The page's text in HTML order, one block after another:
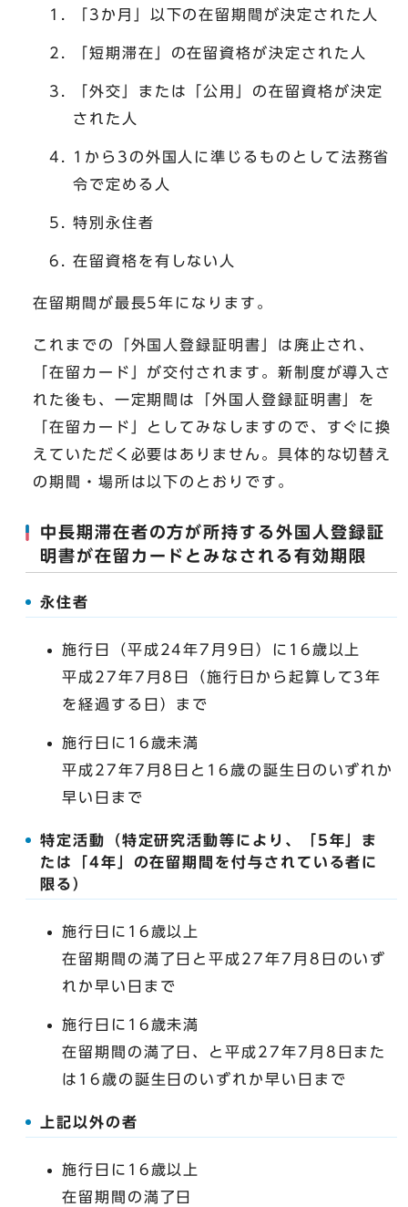
「3か月」以下の在留期間が決定された人
「短期滞在」の在留資格が決定された人
「外交」または「公用」の在留資格が決定
された人
1から3の外国人に準じるものとして法務省
令で定める人
特別永住者
在留資格を有しない人
在留期間が最長5年になります。
これまでの「外国人登録証明書」は廃止され、
「在留カード」が交付されます。新制度が導入さ
れた後も、一定期間は「外国人登録証明書」を
「在留カード」としてみなしますので、すぐに換
えていただく必要はありません。具体的な切替え
の期間・場所は以下のとおりです。
中長期滞在者の方が所持する外国人登録証
明書が在留カードとみなされる有効期限
永住者
施行日（平成24年7月9日）に16歳以上
平成27年7月8日（施行日から起算して3年
を経過する日）まで
施行日に16歳未満
平成27年7月8日と16歳の誕生日のいずれか
早い日まで
特定活動（特定研究活動等により、「5年」ま
たは「4年」の在留期間を付与されている者に
限る）
施行日に16歳以上
在留期間の満了日と平成27年7月8日のいず
れか早い日まで
施行日に16歳未満
在留期間の満了日、と平成27年7月8日また
は16歳の誕生日のいずれか早い日まで
上記以外の者
施行日に16歳以上
在留期間の満了日